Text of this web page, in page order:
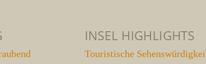
INSEL HIGHLIGHTS
Touristische